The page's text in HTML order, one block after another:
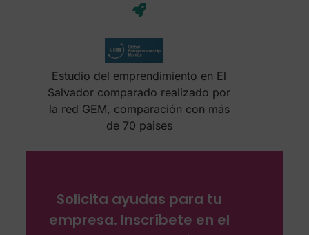
Estudio del emprendimiento en El
Salvador comparado realizado por
la red GEM, comparación con más
de 70 paises
Solicita ayudas para tu
empresa. Inscríbete en el